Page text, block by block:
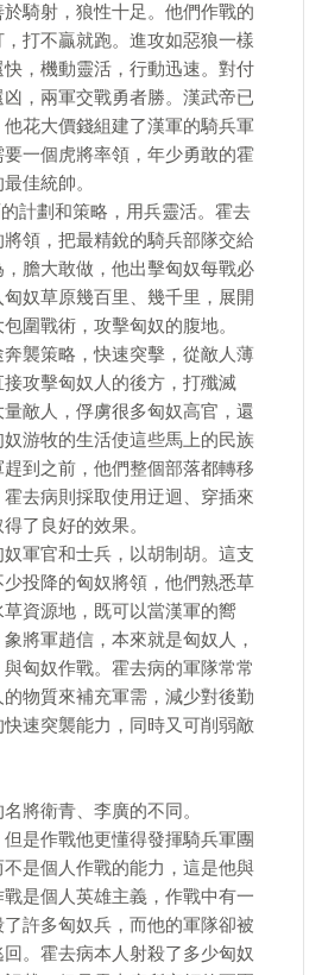
騎射，狼性十足。他們作戰的
打不贏就跑。進攻如惡狼一樣
，機動靈活，行動迅速。對付
，兩軍交戰勇者勝。漢武帝已
花大價錢組建了漢軍的騎兵軍
一個虎將率領，年少勇敢的霍
佳統帥。
計劃和策略，用兵靈活。霍去
領，把最精銳的騎兵部隊交給
膽大敢做，他出擊匈奴每戰必
奴草原幾百里、幾千里，展開
圍戰術，攻擊匈奴的腹地。
襲策略，快速突擊，從敵人薄
攻擊匈奴人的後方，打殲滅
敵人，俘虜很多匈奴高官，還
游牧的生活使這些馬上的民族
到之前，他們整個部落都轉移
去病則採取使用迂迴、穿插來
了良好的效果。
軍官和士兵，以胡制胡。這支
投降的匈奴將領，他們熟悉草
資源地，既可以當漢軍的嚮
將軍趙信，本來就是匈奴人，
匈奴作戰。霍去病的軍隊常常
物質來補充軍需，減少對後勤
速突襲能力，同時又可削弱敵
將衛青、李廣的不同。
是作戰他更懂得發揮騎兵軍團
是個人作戰的能力，這是他與
是個人英雄主義，作戰中有一
許多匈奴兵，而他的軍隊卻被
。霍去病本人射殺了多少匈奴